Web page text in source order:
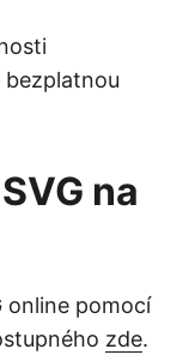
bezplatnou
na
online pomocí
zde.